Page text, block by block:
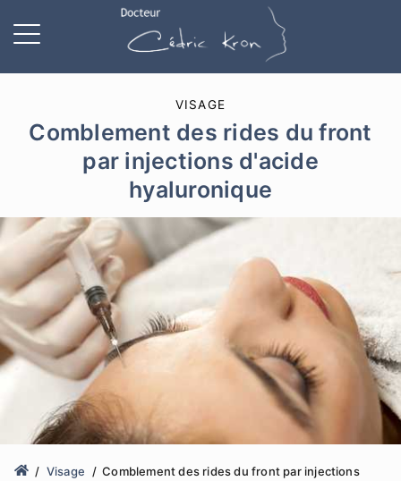
VISAGE
Comblement des rides du front
par injections d'acide
hyaluronique
Visage
Comblement des rides du front par injections